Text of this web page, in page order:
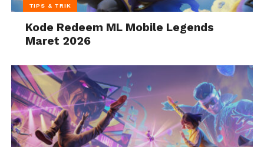
TIPS & TRIK
Kode Redeem ML Mobile Legends
Maret 2026